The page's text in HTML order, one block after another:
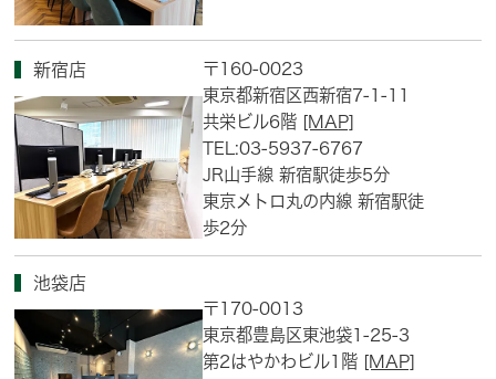
新宿店
〒160-0023
東京都新宿区西新宿7-1-11
共栄ビル6階 [MAP]
TEL:03-5937-6767
JR山手線 新宿駅徒歩5分
東京メトロ丸の内線 新宿駅徒
歩2分
池袋店
〒170-0013
東京都豊島区東池袋1-25-3
第2はやかわビル1階 [MAP]